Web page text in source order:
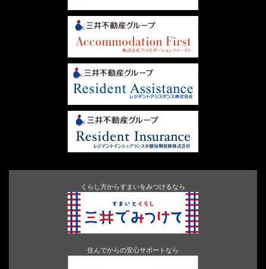
くらし方からすまいをみつけるなら
住んでからの安心サポートなら